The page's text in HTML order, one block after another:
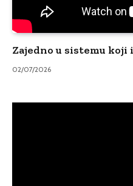
Zajedno u sistemu koji
02/07/2026